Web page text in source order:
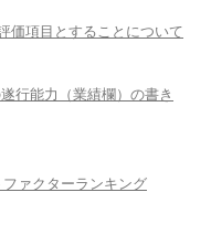
価項目とすることについて
行能力（業績欄）の書き
ァクターランキング